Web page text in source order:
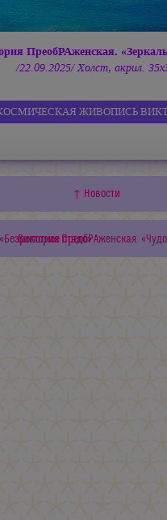
ПреобРАженская.
/22.09.2025/ Холст, акрил.
ЖИВОПИСЬ
↑ Новости
стадо»
Виктория ПреобРАженская.